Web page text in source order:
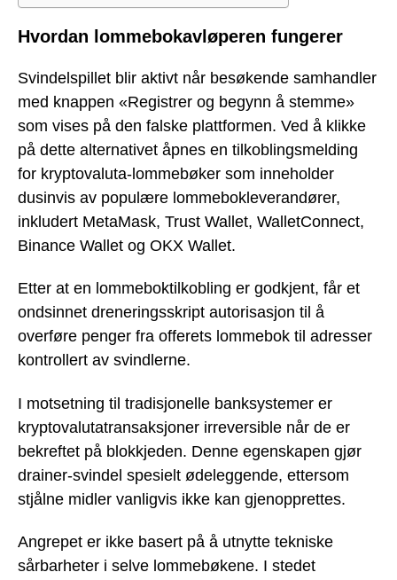
Hvordan lommebokavløperen fungerer
Svindelspillet blir aktivt når besøkende samhandler
med knappen «Registrer og begynn å stemme»
som vises på den falske plattformen. Ved å klikke
på dette alternativet åpnes en tilkoblingsmelding
for kryptovaluta-lommebøker som inneholder
dusinvis av populære lommebokleverandører,
inkludert MetaMask, Trust Wallet, WalletConnect,
Binance Wallet og OKX Wallet.
Etter at en lommeboktilkobling er godkjent, får et
ondsinnet dreneringsskript autorisasjon til å
overføre penger fra offerets lommebok til adresser
kontrollert av svindlerne.
I motsetning til tradisjonelle banksystemer er
kryptovalutatransaksjoner irreversible når de er
bekreftet på blokkjeden. Denne egenskapen gjør
drainer-svindel spesielt ødeleggende, ettersom
stjålne midler vanligvis ikke kan gjenopprettes.
Angrepet er ikke basert på å utnytte tekniske
sårbarheter i selve lommebøkene. I stedet